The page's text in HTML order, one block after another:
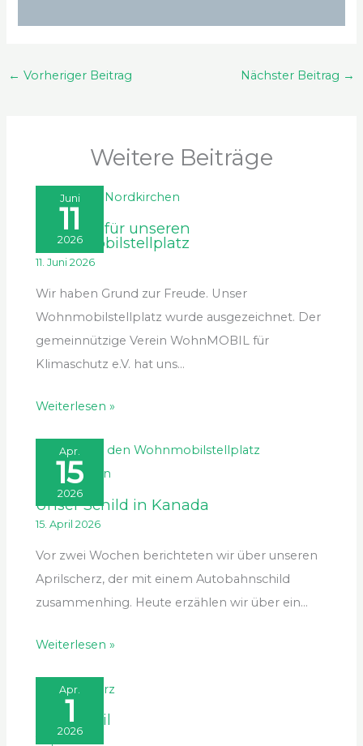
← Vorheriger Beitrag Nächster Beitrag →
Weitere Beiträge
Juni
11
2026
Urkunde für unseren
Wohnmobilstellplatz
11. Juni 2026
Wir haben Grund zur Freude. Unser
Wohnmobilstellplatz wurde ausgezeichnet. Der
gemeinnützige Verein WohnMOBIL für
Klimaschutz e.V. hat uns…
Weiterlesen »
Apr.
15
2026
Unser Schild in Kanada
15. April 2026
Vor zwei Wochen berichteten wir über unseren
Aprilscherz, der mit einem Autobahnschild
zusammenhing. Heute erzählen wir über ein…
Weiterlesen »
Apr.
1
2026
April, April